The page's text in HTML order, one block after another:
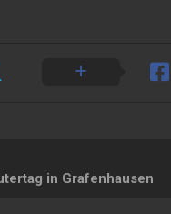
in Grafenhausen